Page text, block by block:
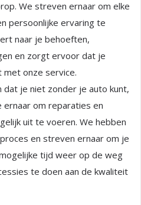
We streven ernaar om elke
persoonlijke ervaring te
naar je behoeften,
en zorgt ervoor dat je
onze service.
dat je niet zonder je auto kunt,
om reparaties en
uit te voeren. We hebben
en streven ernaar om je
tijd weer op de weg
te doen aan de kwaliteit